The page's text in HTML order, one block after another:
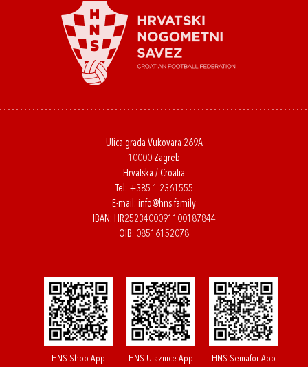
Ulica grada Vukovara 269A
10000 Zagreb
Hrvatska / Croatia
Tel: +385 1 2361555
E-mail: info@hns.family
IBAN: HR2523400091100187844
OIB: 08516152078
HNS Shop App HNS Ulaznice App HNS Semafor App